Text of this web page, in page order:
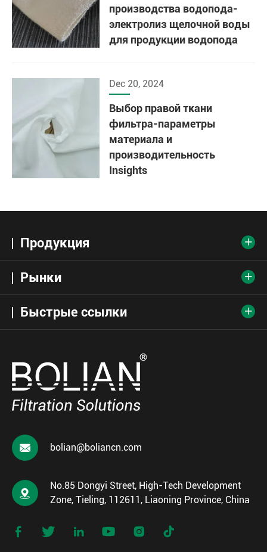
производства водопода-
электролиз щелочной воды
для продукции водопода
Dec 20, 2024
Выбор правой ткани
фильтра-параметры
материала и
производительность
Insights
Продукция 
Рынки 
Быстрые ссылки 
 bolian@boliancn.com

No.85 Dongyi Street, High-Tech Development
Zone, Tieling, 112611, Liaoning Province, China
     